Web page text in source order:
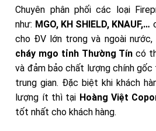
Chuyên phân phối các loại
như: MGO, KH SHIELD, KNAUF,…
cho ĐV lớn trong và ngoài nước,
cháy mgo tỉnh Thường Tín có
và đảm bảo chất lượng chính gốc
trung gian. Đặc biệt khi khách
lượng ít thì tại Hoàng Việt
tốt nhất cho khách hàng.